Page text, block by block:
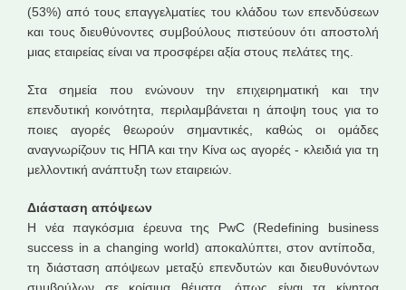
(53%) από τους επαγγελματίες του κλάδου των επενδύσεων
και τους διευθύνοντες συμβούλους πιστεύουν ότι αποστολή
μιας εταιρείας είναι να προσφέρει αξία στους πελάτες της.
Στα σημεία που ενώνουν την επιχειρηματική και την
επενδυτική κοινότητα, περιλαμβάνεται η άποψη τους για το
ποιες αγορές θεωρούν σημαντικές, καθώς οι ομάδες
αναγνωρίζουν τις ΗΠΑ και την Κίνα ως αγορές - κλειδιά για τη
μελλοντική ανάπτυξη των εταιρειών.
Διάσταση απόψεων
Η νέα παγκόσμια έρευνα της PwC (Redefining business
success in a changing world) αποκαλύπτει, στον αντίποδα,
τη διάσταση απόψεων μεταξύ επενδυτών και διευθυνόντων